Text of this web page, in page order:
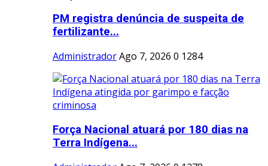
PM registra denúncia de suspeita de
fertilizante...
AdministradorAgo 7, 2026 0 1284
Força Nacional atuará por 180 dias na
Terra Indígena...